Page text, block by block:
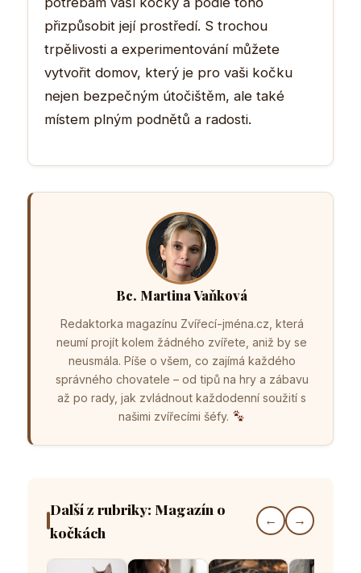
přizpůsobit její prostředí. S trochou
trpělivosti a experimentování můžete
vytvořit domov, který je pro vaši kočku
nejen bezpečným útočištěm, ale také
místem plným podnětů a radosti.
Bc. Martina Vaňková
Redaktorka magazínu Zvířecí-jména.cz, která
neumí projít kolem žádného zvířete, aniž by se
neusmála. Píše o všem, co zajímá každého
správného chovatele – od tipů na hry a zábavu
až po rady, jak zvládnout každodenní soužití s
našimi zvířecími šéfy.
Další z rubriky: Magazín o
kočkách
← →